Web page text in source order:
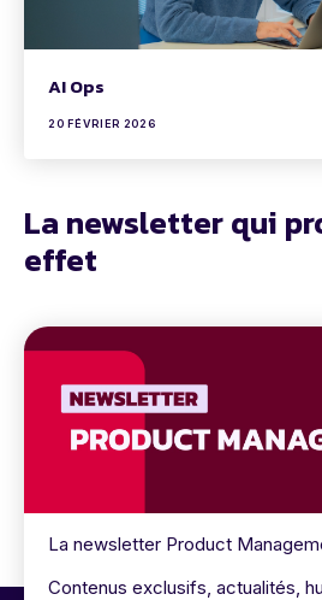
AI Ops
20 FÉVRIER 2026
La newsletter qui
effet
La newsletter Product
Contenus exclusifs, actualités,